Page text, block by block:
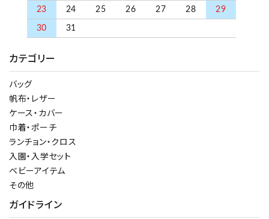
カテゴリー
バッグ
帆布・レザー
ケース・カバー
巾着・ポーチ
ランチョン・クロス
入園・入学セット
ベビーアイテム
その他
ガイドライン
23 24 25 26 27 28 29
30 31